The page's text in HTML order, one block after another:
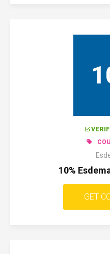
10%
GET